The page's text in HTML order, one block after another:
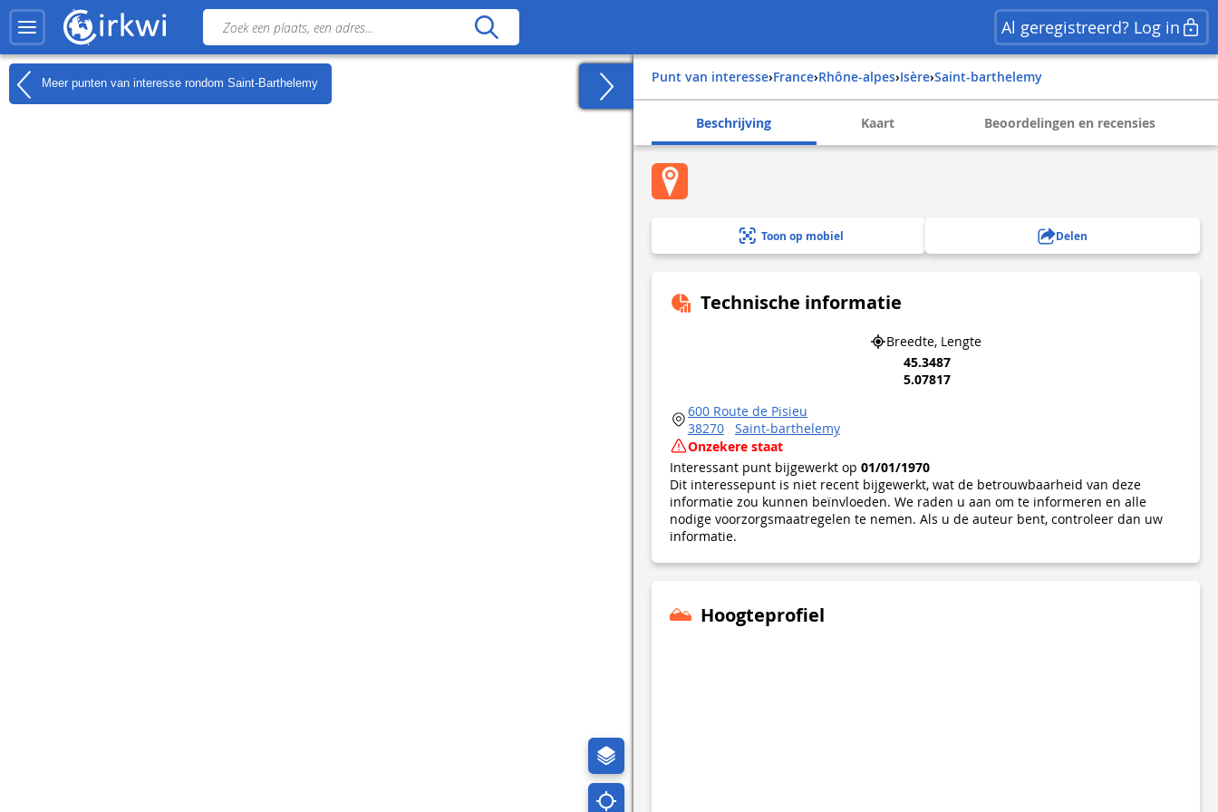
Al geregistreerd? Log in
Meer punten van interesse rondom Saint-Barthelemy Punt van interesse› france› rhône-alpes› isère› saint-barthelemy
Beschrijving Kaart Beoordelingen en recensies
Toon op mobiel Delen
Technische informatie
Breedte, Lengte
45.3487
5.07817
600 Route de Pisieu
38270
Saint-barthelemy
Onzekere staat
Interessant punt bijgewerkt op 01/01/1970
Dit interessepunt is niet recent bijgewerkt, wat de betrouwbaarheid van deze
informatie zou kunnen beïnvloeden. We raden u aan om te informeren en alle
nodige voorzorgsmaatregelen te nemen. Als u de auteur bent, controleer dan uw
informatie.
Hoogteprofiel